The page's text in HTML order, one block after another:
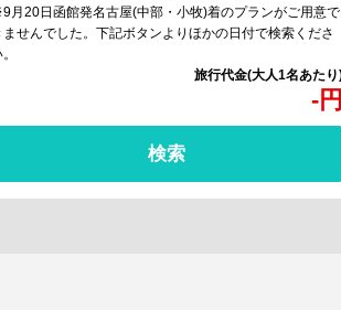
-円
月20日函館発名古屋(中部・小牧)着のプランがご用意で
ませんでした。下記ボタンよりほかの日付で検索くださ
検索